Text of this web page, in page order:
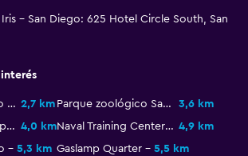
- San Diego: 625 Hotel Circle South, San
Old Town San Diego State Historic Park 2,7 km Parque zoológico San Diego
3,6 km
San Diego Air and Space Museum 4,0 km Naval Training Center San Diego 4,9 km
5,3 km Gaslamp Quarter 5,5 km